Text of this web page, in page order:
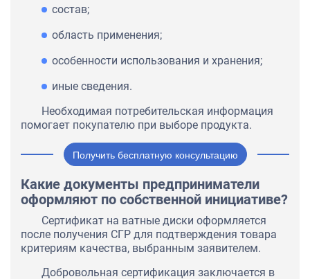
состав;
область применения;
особенности использования и хранения;
иные сведения.
Необходимая потребительская информация
помогает покупателю при выборе продукта.
Получить бесплатную консультацию
Какие документы предприниматели
оформляют по собственной инициативе?
Сертификат на ватные диски оформляется
после получения СГР для подтверждения товара
критериям качества, выбранным заявителем.
Добровольная сертификация заключается в